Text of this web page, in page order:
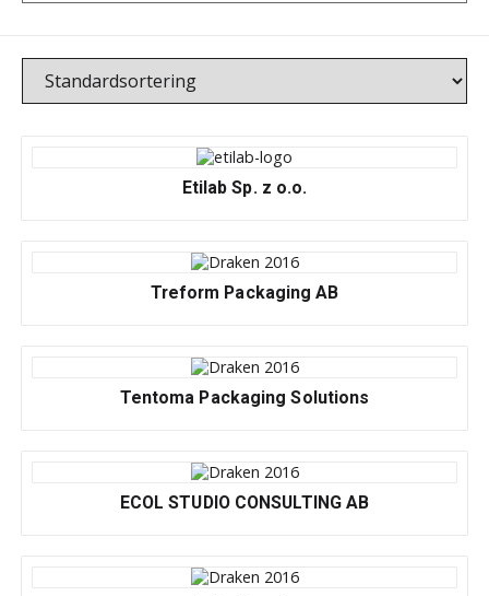
Etilab Sp. z o.o.
Treform Packaging AB
Tentoma Packaging Solutions
ECOL STUDIO CONSULTING AB